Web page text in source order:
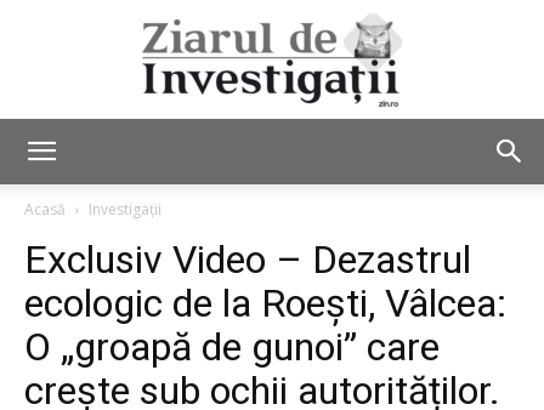
Investigații
Acasă Investigații
Exclusiv Video – Dezastrul
ecologic de la Roești, Vâlcea:
O „groapă de gunoi” care
crește sub ochii autorităților.